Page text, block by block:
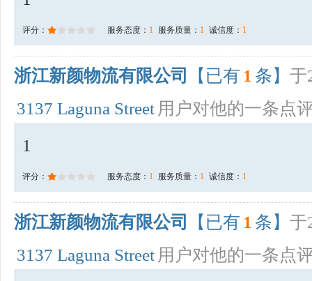
评分： 服务态度： 1 服务质量： 1 诚信度： 1
浙江新颜物流有限公司 【已有 1 条】 于
3137 Laguna Street 用户对他的一条点
1
评分： 服务态度： 1 服务质量： 1 诚信度： 1
浙江新颜物流有限公司 【已有 1 条】 于
3137 Laguna Street 用户对他的一条点